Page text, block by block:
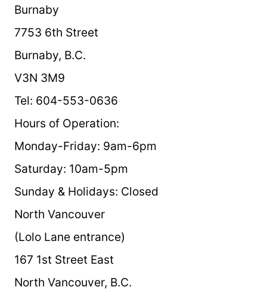
Burnaby
7753 6th Street
Burnaby, B.C.
V3N 3M9
Tel: 604-553-0636
Hours of Operation:
Monday-Friday: 9am-6pm
Saturday: 10am-5pm
Sunday & Holidays: Closed
North Vancouver
(Lolo Lane entrance)
167 1st Street East
North Vancouver, B.C.